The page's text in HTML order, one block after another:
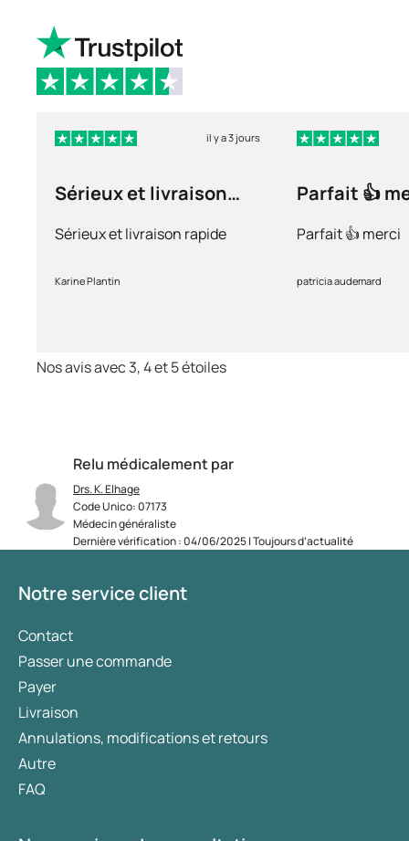
Relu médicalement par
Drs. K. Elhage
Code Unico: 07173
Médecin généraliste
Dernière vérification : 04/06/2025 | Toujours d’actualité
il y a 3 jours
Sérieux et livraison
Sérieux et livraison rapide
Karine Plantin
Parfait 👍
Parfait 👍 merci
patricia audemard
Nos avis avec 3, 4 et 5 étoiles
Notre service client
Contact
Passer une commande
Payer
Livraison
Annulations, modifications et retours
Autre
FAQ